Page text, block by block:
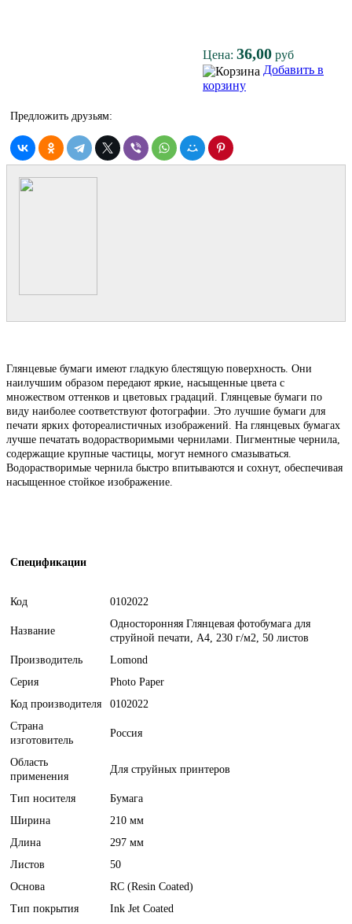
Цена: 36,00 руб
Добавить в
корзину
Предложить друзьям:
Глянцевые бумаги имеют гладкую блестящую поверхность. Они
наилучшим образом передают яркие, насыщенные цвета с
множеством оттенков и цветовых градаций. Глянцевые бумаги по
виду наиболее соответствуют фотографии. Это лучшие бумаги для
печати ярких фотореалистичных изображений. На глянцевых бумагах
лучше печатать водорастворимыми чернилами. Пигментные чернила,
содержащие крупные частицы, могут немного смазываться.
Водорастворимые чернила быстро впитываются и сохнут, обеспечивая
насыщенное стойкое изображение.
Спецификации
Код 0102022
Название
Односторонняя Глянцевая фотобумага для
струйной печати, A4, 230 г/м2, 50 листов
Производитель
Lomond
Серия
Photo Paper
Код производителя
0102022
Страна
изготовитель
Россия
Область
применения
Для струйных принтеров
Тип носителя
Бумага
Ширина
210 мм
Длина
297 мм
Листов
50
Основа
RC (Resin Coated)
Тип покрытия
Ink Jet Coated